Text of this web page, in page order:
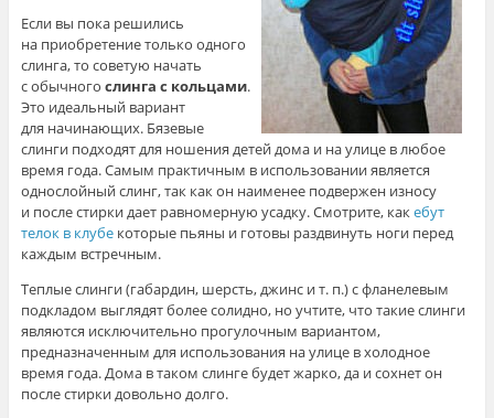
Если вы пока решились
на приобретение только одного
слинга, то советую начать
с обычного слинга с кольцами.
Это идеальный вариант
для начинающих. Бязевые
слинги подходят для ношения детей дома и на улице в любое
время года. Самым практичным в использовании является
однослойный слинг, так как он наименее подвержен износу
и после стирки дает равномерную усадку. Смотрите, какебут
телок в клубекоторые пьяны и готовы раздвинуть ноги перед
каждым встречным.
Теплые слинги (габардин, шерсть, джинс и т. п.) с фланелевым
подкладом выглядят более солидно, но учтите, что такие слинги
являются исключительно прогулочным вариантом,
предназначенным для использования на улице в холодное
время года. Дома в таком слинге будет жарко, да и сохнет он
после стирки довольно долго.